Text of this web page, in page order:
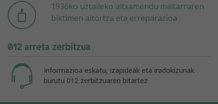
1936ko uztaileko altxamendu militarraren
biktimen aitortza eta erreparazioa
012 arreta zerbitzua
Informazioa eskatu, izapideak eta iradokizunak
burutu 012 zerbitzuaren bitartez